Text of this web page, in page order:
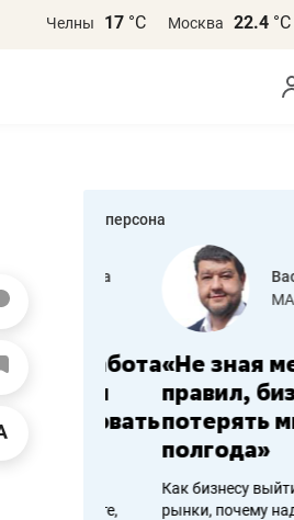
Челны 17 °С Москва 22.4 °С
персона
работа
Василь
МАРТ
«Не зная
правил, бизнес
потерять
полгода»
Как бизнесу выйти на
рынки, почему надо